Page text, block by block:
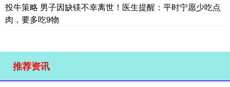
投牛策略 男子因缺镁不幸离世！医生提醒：平时宁愿少吃点
肉，要多吃9物
推荐资讯